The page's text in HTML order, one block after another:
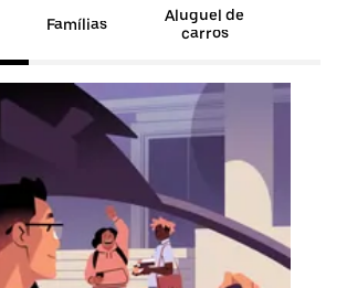
Famílias
Aluguel de
carros